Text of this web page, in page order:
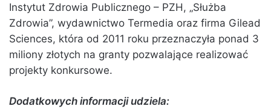
Instytut Zdrowia Publicznego – PZH, „Służba
Zdrowia”, wydawnictwo Termedia oraz firma Gilead
Sciences, która od 2011 roku przeznaczyła ponad 3
miliony złotych na granty pozwalające realizować
projekty konkursowe.
Dodatkowych informacji udziela: